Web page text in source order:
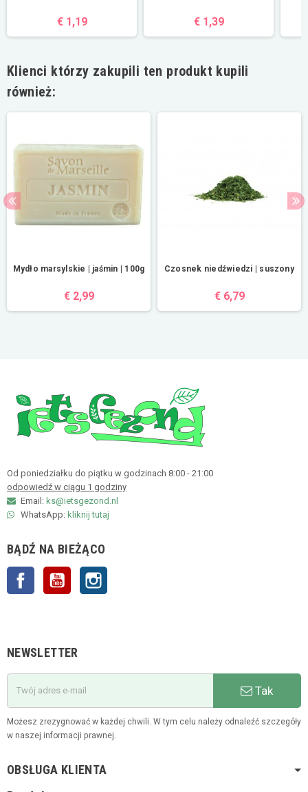
€ 1,19 € 1,39
Klienci którzy zakupili ten produkt kupili
również:
Mydło marsylskie | jaśmin | 100g
€ 2,99
Czosnek niedźwiedzi | suszony
€ 6,79
Od poniedziałku do piątku w godzinach 8:00 - 21:00
odpowiedź w ciągu 1 godziny
Email: ks@ietsgezond.nl
WhatsApp: kliknij tutaj
BĄDŹ NA BIEŻĄCO
Facebook YouTube
NEWSLETTER
Tak
Możesz zrezygnować w każdej chwili. W tym celu należy odnaleźć szczegóły
w naszej informacji prawnej.
OBSŁUGA KLIENTA